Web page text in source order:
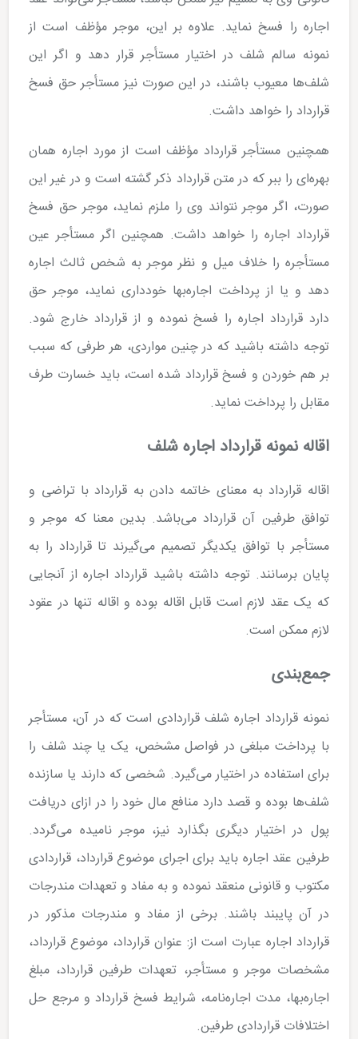
اجاره را فسخ نماید. علاوه بر این، موجر مؤظف است از
نمونه سالم شلف در اختیار مستأجر قرار دهد و اگر این
شلف‌ها معیوب باشند، در این صورت نیز مستأجر حق فسخ
قرارداد را خواهد داشت.
همچنین مستأجر قرارداد مؤظف است از مورد اجاره همان
بهره‌ای را ببر که در متن قرارداد ذکر گشته است و در غیر این
صورت، اگر موجر نتواند وی را ملزم نماید، موجر حق فسخ
قرارداد اجاره را خواهد داشت. همچنین اگر مستأجر عین
مستأجره را خلاف میل و نظر موجر به شخص ثالث اجاره
دهد و یا از پرداخت اجاره‌بها خودداری نماید، موجر حق
دارد قرارداد اجاره را فسخ نموده و از قرارداد خارج شود.
توجه داشته باشید که در چنین مواردی، هر طرفی که سبب
بر هم خوردن و فسخ قرارداد شده است، باید خسارت طرف
مقابل را پرداخت نماید.
اقاله نمونه قرارداد اجاره شلف
اقاله قرارداد به معنای خاتمه دادن به قرارداد با تراضی و
توافق طرفین آن قرارداد می‌باشد. بدین معنا که موجر و
مستأجر با توافق یکدیگر تصمیم می‌گیرند تا قرارداد را به
پایان برسانند. توجه داشته باشید قرارداد اجاره از آنجایی
که یک عقد لازم است قابل اقاله بوده و اقاله تنها در عقود
لازم ممکن است.
جمع‌بندی
نمونه قرارداد اجاره شلف قراردادی است که در آن، مستأجر
با پرداخت مبلغی در فواصل مشخص، یک یا چند شلف را
برای استفاده در اختیار می‌گیرد. شخصی که دارند یا سازنده
شلف‌ها بوده و قصد دارد منافع مال خود را در ازای دریافت
پول در اختیار دیگری بگذارد نیز، موجر نامیده می‌گردد.
طرفین عقد اجاره باید برای اجرای موضوع قرارداد، قراردادی
مکتوب و قانونی منعقد نموده و به مفاد و تعهدات مندرجات
در آن پایبند باشند. برخی از مفاد و مندرجات مذکور در
قرارداد اجاره عبارت است از: عنوان قرارداد، موضوع قرارداد،
مشخصات موجر و مستأجر، تعهدات طرفین قرارداد، مبلغ
اجاره‌بها، مدت اجاره‌نامه، شرایط فسخ قرارداد و مرجع حل
اختلافات قراردادی طرفین.